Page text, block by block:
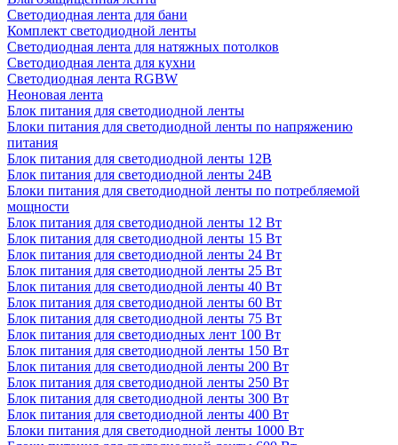
Светодиодная лента для бани
Комплект светодиодной ленты
Светодиодная лента для натяжных потолков
Светодиодная лента для кухни
Светодиодная лента RGBW
Неоновая лента
Блок питания для светодиодной ленты
Блоки питания для светодиодной ленты по напряжению
питания
Блок питания для светодиодной ленты 12В
Блок питания для светодиодной ленты 24В
Блоки питания для светодиодной ленты по потребляемой
мощности
Блок питания для светодиодной ленты 12 Вт
Блок питания для светодиодной ленты 15 Вт
Блок питания для светодиодной ленты 24 Вт
Блок питания для светодиодной ленты 25 Вт
Блок питания для светодиодной ленты 40 Вт
Блок питания для светодиодной ленты 60 Вт
Блок питания для светодиодной ленты 75 Вт
Блок питания для светодиодных лент 100 Вт
Блок питания для светодиодной ленты 150 Вт
Блок питания для светодиодной ленты 200 Вт
Блок питания для светодиодной ленты 250 Вт
Блок питания для светодиодной ленты 300 Вт
Блок питания для светодиодной ленты 400 Вт
Блоки питания для светодиодной ленты 1000 Вт